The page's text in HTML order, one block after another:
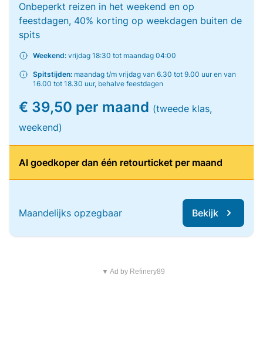
Onbeperkt reizen in het weekend en op
feestdagen, 40% korting op weekdagen buiten de
spits
Weekend: vrijdag 18:30 tot maandag 04:00
Spitstijden: maandag t/m vrijdag van 6.30 tot 9.00 uur en van
16.00 tot 18.30 uur, behalve feestdagen
€ 39,50 per maand (tweede klas,
weekend)
Al goedkoper dan één retourticket per maand
Maandelijks opzegbaar Bekijk
▼ Ad by Refinery89